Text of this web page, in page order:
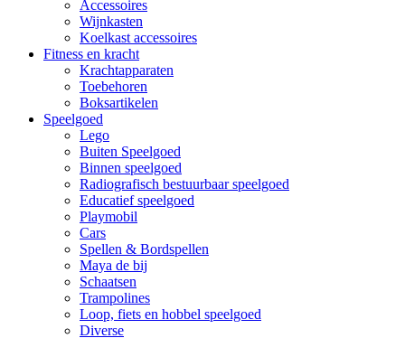
Accessoires
Wijnkasten
Koelkast accessoires
Fitness en kracht
Krachtapparaten
Toebehoren
Boksartikelen
Speelgoed
Lego
Buiten Speelgoed
Binnen speelgoed
Radiografisch bestuurbaar speelgoed
Educatief speelgoed
Playmobil
Cars
Spellen & Bordspellen
Maya de bij
Schaatsen
Trampolines
Loop, fiets en hobbel speelgoed
Diverse